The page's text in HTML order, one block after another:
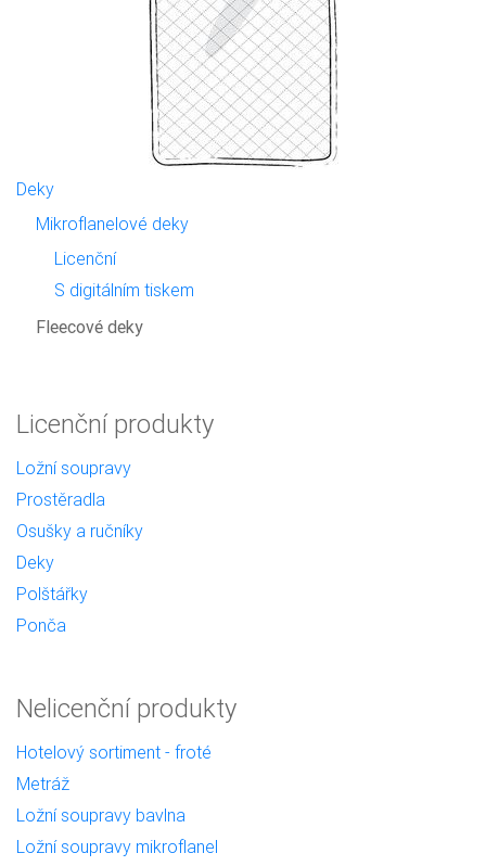
Deky
Mikroflanelové deky
Licenční
S digitálním tiskem
Fleecové deky
Licenční produkty
Ložní soupravy
Prostěradla
Osušky a ručníky
Deky
Polštářky
Ponča
Nelicenční produkty
Hotelový sortiment - froté
Metráž
Ložní soupravy bavlna
Ložní soupravy mikroflanel